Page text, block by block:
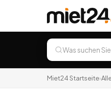
Miet24 Startseite›